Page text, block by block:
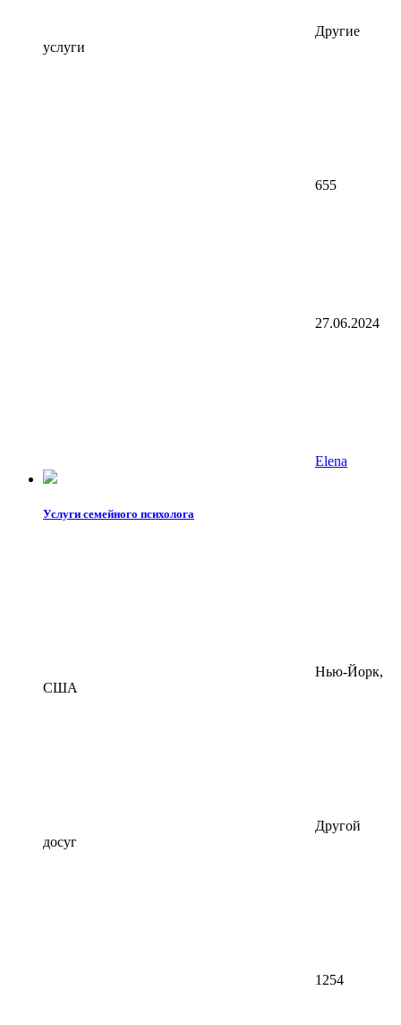
Другие
услуги
655
27.06.2024
Elena
Услуги семейного психолога
Нью-Йорк,
США
Другой
досуг
1254